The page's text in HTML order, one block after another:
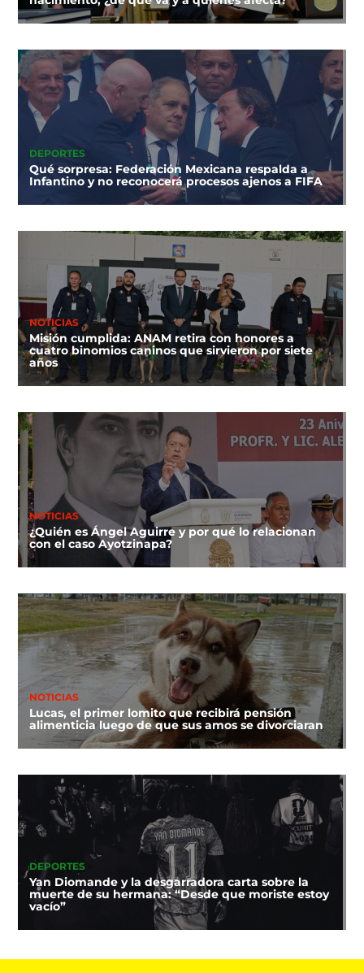
DEPORTES
Qué sorpresa: Federación Mexicana respalda a
Infantino y no reconocerá procesos ajenos a FIFA
NOTICIAS
Misión cumplida: ANAM retira con honores a
cuatro binomios caninos que sirvieron por siete
años
NOTICIAS
¿Quién es Ángel Aguirre y por qué lo relacionan
con el caso Ayotzinapa?
NOTICIAS
Lucas, el primer lomito que recibirá pensión
alimenticia luego de que sus amos se divorciaran
DEPORTES
Yan Diomande y la desgarradora carta sobre la
muerte de su hermana: “Desde que moriste estoy
vacío”